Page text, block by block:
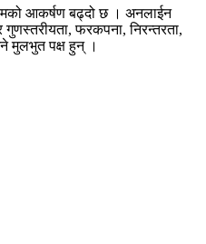
आकर्षण बढ्दो छ । अनलाईन
फरकपना, निरन्तरता,
मुलभुत पक्ष हुन् ।